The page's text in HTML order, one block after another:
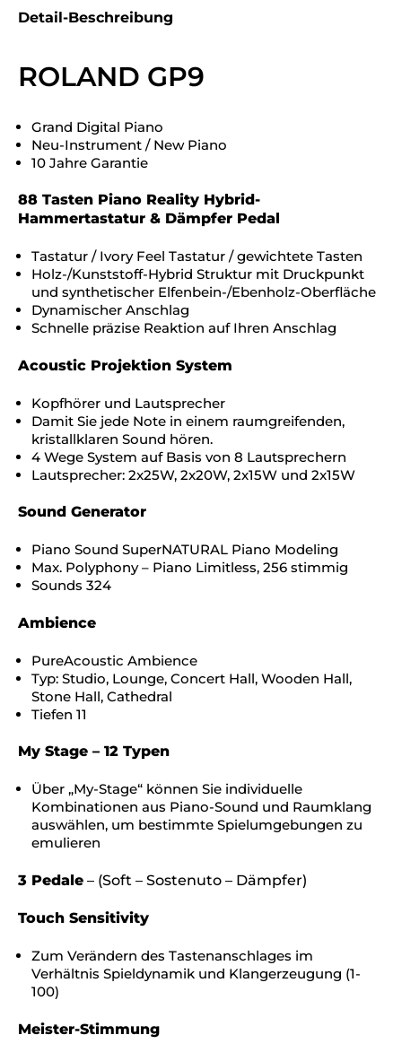
Detail-Beschreibung
ROLAND GP9
Grand Digital Piano
Neu-Instrument / New Piano
10 Jahre Garantie
88 Tasten Piano Reality Hybrid-
Hammertastatur & Dämpfer Pedal
Tastatur / Ivory Feel Tastatur / gewichtete Tasten
Holz-/Kunststoff-Hybrid Struktur mit Druckpunkt
und synthetischer Elfenbein-/Ebenholz-Oberfläche
Dynamischer Anschlag
Schnelle präzise Reaktion auf Ihren Anschlag
Acoustic Projektion System
Kopfhörer und Lautsprecher
Damit Sie jede Note in einem raumgreifenden,
kristallklaren Sound hören.
4 Wege System auf Basis von 8 Lautsprechern
Lautsprecher: 2x25W, 2x20W, 2x15W und 2x15W
Sound Generator
Piano Sound SuperNATURAL Piano Modeling
Max. Polyphony – Piano Limitless, 256 stimmig
Sounds 324
Ambience
PureAcoustic Ambience
Typ: Studio, Lounge, Concert Hall, Wooden Hall,
Stone Hall, Cathedral
Tiefen 11
My Stage – 12 Typen
Über „My-Stage“ können Sie individuelle
Kombinationen aus Piano-Sound und Raumklang
auswählen, um bestimmte Spielumgebungen zu
emulieren
3 Pedale – (Soft – Sostenuto – Dämpfer)
Touch Sensitivity
Zum Verändern des Tastenanschlages im
Verhältnis Spieldynamik und Klangerzeugung (1-
100)
Meister-Stimmung